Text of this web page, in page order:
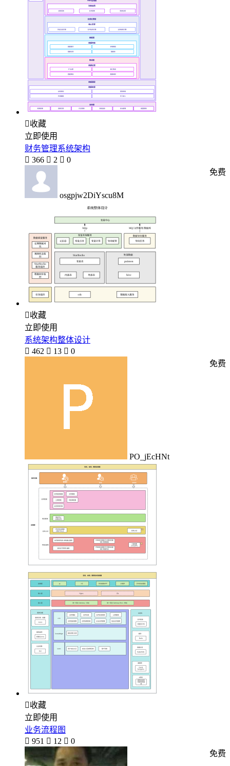
收藏
立即使用
财务管理系统架构
 366  2  0
osgpjw2DiYscu8M
免费
收藏
立即使用
系统架构整体设计
 462  13  0
PO_jEcHNt
免费
收藏
立即使用
业务流程图
 951  12  0
免费